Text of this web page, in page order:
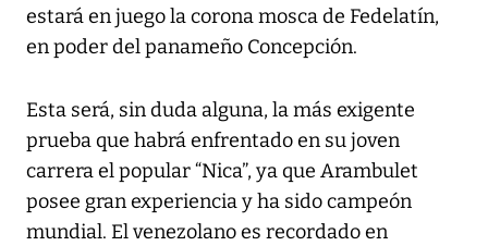
estará en juego la corona mosca de Fedelatín,
en poder del panameño Concepción.
Esta será, sin duda alguna, la más exigente
prueba que habrá enfrentado en su joven
carrera el popular “Nica”, ya que Arambulet
posee gran experiencia y ha sido campeón
mundial. El venezolano es recordado en